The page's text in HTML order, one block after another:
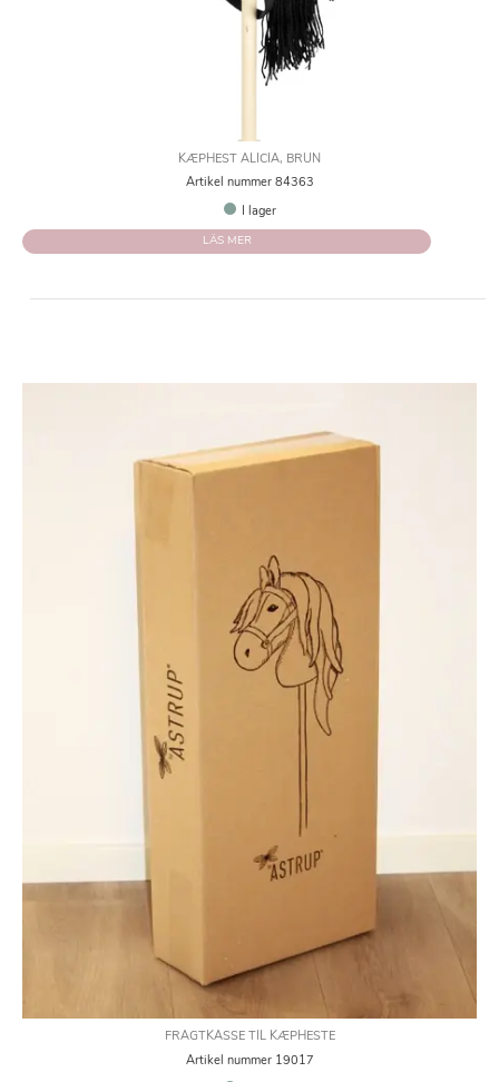
KÆPHEST ALICIA, BRUN
Artikel nummer 84363
I lager
LÄS MER
FRAGTKASSE TIL KÆPHESTE
Artikel nummer 19017